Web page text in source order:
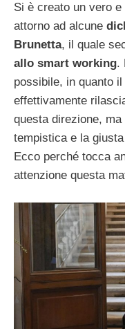
Si è creato un vero
attorno ad alcune
Brunetta, il quale
allo smart working.
possibile, in quanto
effettivamente
questa direzione,
tempistica e la
Ecco perché tocca
attenzione questa